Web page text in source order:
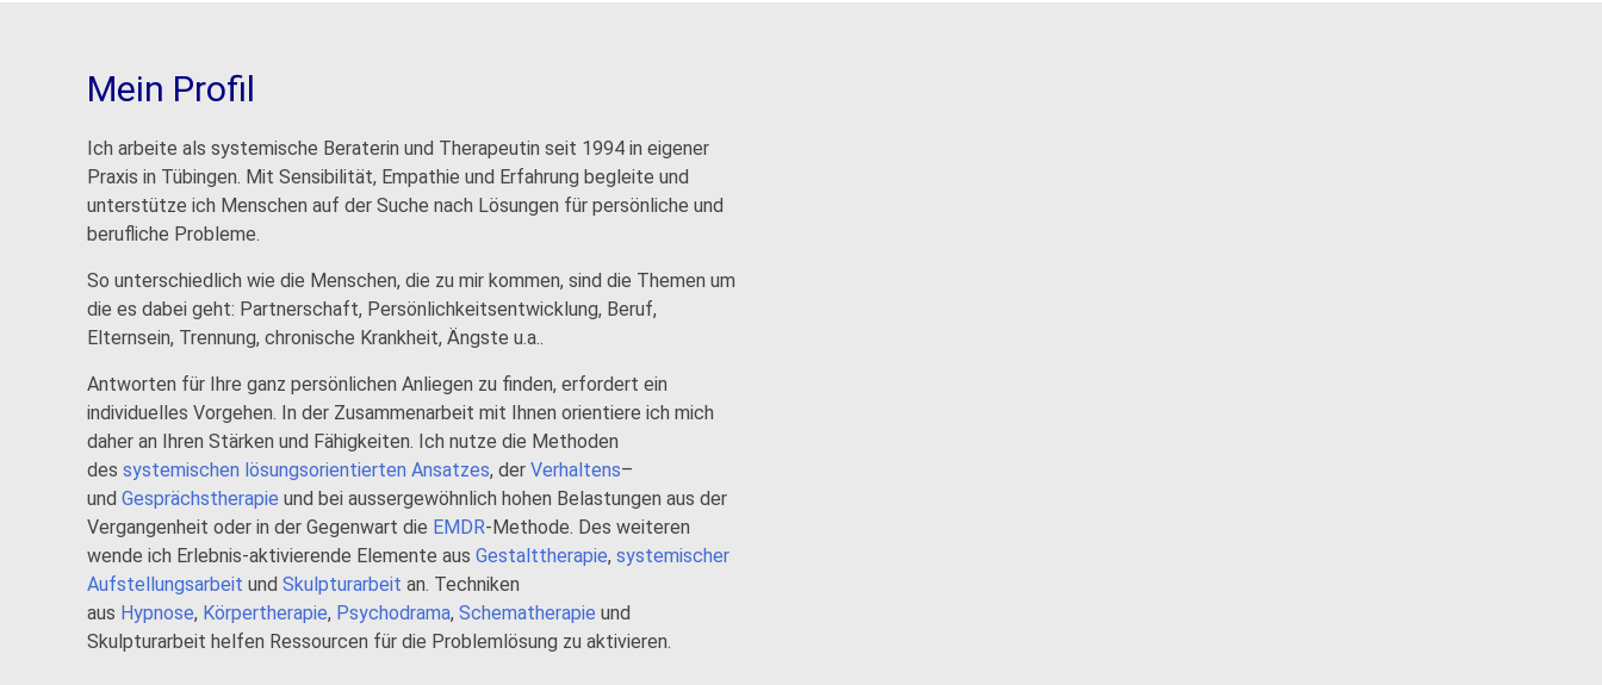
Mein Profil
Ich arbeite als systemische Beraterin und Therapeutin seit 1994 in eigener
Praxis in Tübingen. Mit Sensibilität, Empathie und Erfahrung begleite und
unterstütze ich Menschen auf der Suche nach Lösungen für persönliche und
berufliche Probleme.
So unterschiedlich wie die Menschen, die zu mir kommen, sind die Themen um
die es dabei geht: Partnerschaft, Persönlichkeitsentwicklung, Beruf,
Elternsein, Trennung, chronische Krankheit, Ängste u.a..
Antworten für Ihre ganz persönlichen Anliegen zu finden, erfordert ein
individuelles Vorgehen. In der Zusammenarbeit mit Ihnen orientiere ich mich
daher an Ihren Stärken und Fähigkeiten. Ich nutze die Methoden
des systemischen lösungsorientierten Ansatzes, der Verhaltens–
und Gesprächstherapie und bei aussergewöhnlich hohen Belastungen aus der
Vergangenheit oder in der Gegenwart die EMDR-Methode. Des weiteren
wende ich Erlebnis-aktivierende Elemente aus Gestalttherapie, systemischer
Aufstellungsarbeit und Skulpturarbeit an. Techniken
aus Hypnose, Körpertherapie, Psychodrama, Schematherapie und
Skulpturarbeit helfen Ressourcen für die Problemlösung zu aktivieren.